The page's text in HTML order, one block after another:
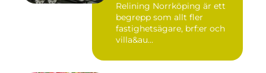
Relining Norrköping är ett
begrepp som allt fler
fastighetsägare, brf:er och
villa&au...